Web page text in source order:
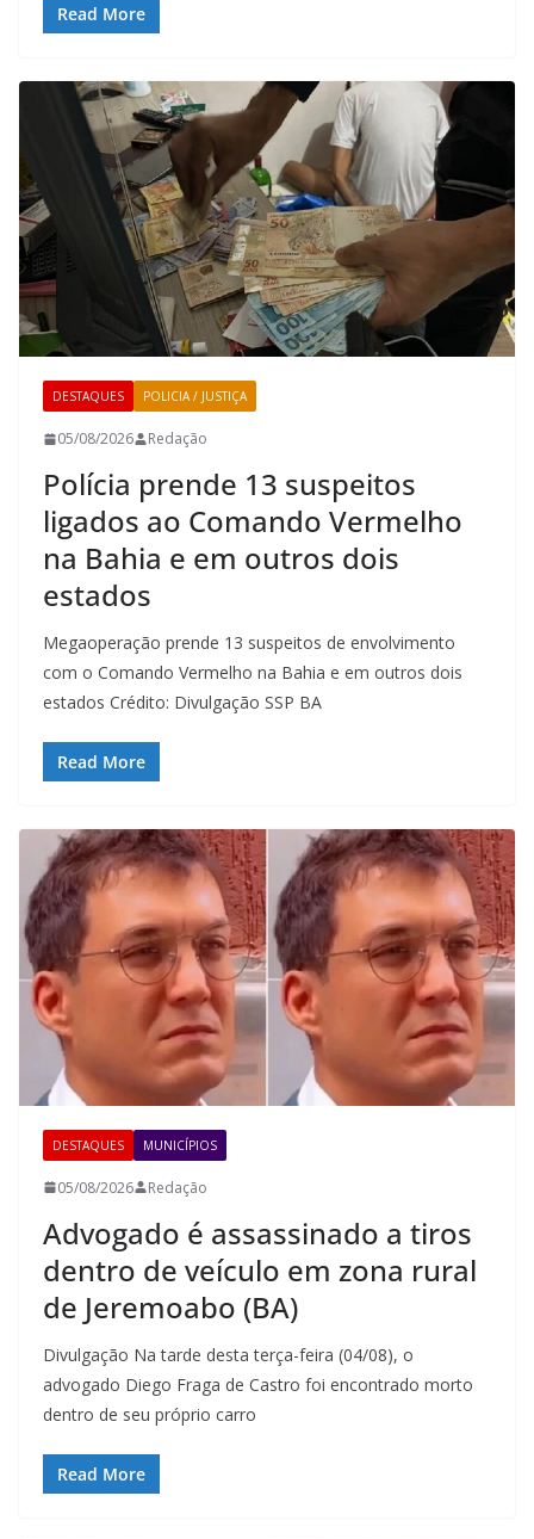
Read More
DESTAQUES POLICIA / JUSTIÇA
05/08/2026 Redação
Polícia prende 13 suspeitos
ligados ao Comando Vermelho
na Bahia e em outros dois
estados
Megaoperação prende 13 suspeitos de envolvimento
com o Comando Vermelho na Bahia e em outros dois
estados Crédito: Divulgação SSP BA
Read More
DESTAQUES MUNICÍPIOS
05/08/2026 Redação
Advogado é assassinado a tiros
dentro de veículo em zona rural
de Jeremoabo (BA)
Divulgação Na tarde desta terça-feira (04/08), o
advogado Diego Fraga de Castro foi encontrado morto
dentro de seu próprio carro
Read More